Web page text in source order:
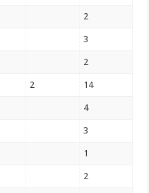
2
3
2
2 14
4
3
1
2